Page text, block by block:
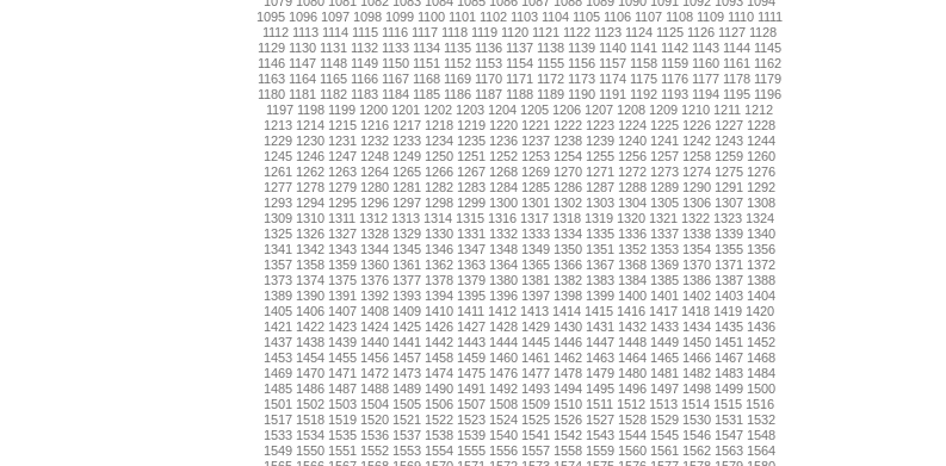
1095 1096 1097 1098 1099 1100 1101 1102 1103 1104 1105 1106 1107 1108 1109 1110 1111
1112 1113 1114 1115 1116 1117 1118 1119 1120 1121 1122 1123 1124 1125 1126 1127 1128
1129 1130 1131 1132 1133 1134 1135 1136 1137 1138 1139 1140 1141 1142 1143 1144 1145
1146 1147 1148 1149 1150 1151 1152 1153 1154 1155 1156 1157 1158 1159 1160 1161 1162
1163 1164 1165 1166 1167 1168 1169 1170 1171 1172 1173 1174 1175 1176 1177 1178 1179
1180 1181 1182 1183 1184 1185 1186 1187 1188 1189 1190 1191 1192 1193 1194 1195 1196
1197 1198 1199 1200 1201 1202 1203 1204 1205 1206 1207 1208 1209 1210 1211 1212
1213 1214 1215 1216 1217 1218 1219 1220 1221 1222 1223 1224 1225 1226 1227 1228
1229 1230 1231 1232 1233 1234 1235 1236 1237 1238 1239 1240 1241 1242 1243 1244
1245 1246 1247 1248 1249 1250 1251 1252 1253 1254 1255 1256 1257 1258 1259 1260
1261 1262 1263 1264 1265 1266 1267 1268 1269 1270 1271 1272 1273 1274 1275 1276
1277 1278 1279 1280 1281 1282 1283 1284 1285 1286 1287 1288 1289 1290 1291 1292
1293 1294 1295 1296 1297 1298 1299 1300 1301 1302 1303 1304 1305 1306 1307 1308
1309 1310 1311 1312 1313 1314 1315 1316 1317 1318 1319 1320 1321 1322 1323 1324
1325 1326 1327 1328 1329 1330 1331 1332 1333 1334 1335 1336 1337 1338 1339 1340
1341 1342 1343 1344 1345 1346 1347 1348 1349 1350 1351 1352 1353 1354 1355 1356
1357 1358 1359 1360 1361 1362 1363 1364 1365 1366 1367 1368 1369 1370 1371 1372
1373 1374 1375 1376 1377 1378 1379 1380 1381 1382 1383 1384 1385 1386 1387 1388
1389 1390 1391 1392 1393 1394 1395 1396 1397 1398 1399 1400 1401 1402 1403 1404
1405 1406 1407 1408 1409 1410 1411 1412 1413 1414 1415 1416 1417 1418 1419 1420
1421 1422 1423 1424 1425 1426 1427 1428 1429 1430 1431 1432 1433 1434 1435 1436
1437 1438 1439 1440 1441 1442 1443 1444 1445 1446 1447 1448 1449 1450 1451 1452
1453 1454 1455 1456 1457 1458 1459 1460 1461 1462 1463 1464 1465 1466 1467 1468
1469 1470 1471 1472 1473 1474 1475 1476 1477 1478 1479 1480 1481 1482 1483 1484
1485 1486 1487 1488 1489 1490 1491 1492 1493 1494 1495 1496 1497 1498 1499 1500
1501 1502 1503 1504 1505 1506 1507 1508 1509 1510 1511 1512 1513 1514 1515 1516
1517 1518 1519 1520 1521 1522 1523 1524 1525 1526 1527 1528 1529 1530 1531 1532
1533 1534 1535 1536 1537 1538 1539 1540 1541 1542 1543 1544 1545 1546 1547 1548
1549 1550 1551 1552 1553 1554 1555 1556 1557 1558 1559 1560 1561 1562 1563 1564